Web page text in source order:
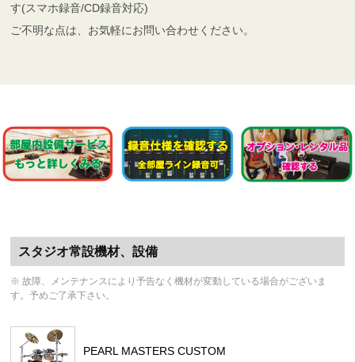
スタジオ常設機材、設備
※ 故障、メンテナンスにより予告なく機材が変動している場合がございま
す。予めご了承下さい。
PEARL MASTERS CUSTOM
す(スマホ録音/CD録音対応)
ご不明な点は、お気軽にお問い合わせください。